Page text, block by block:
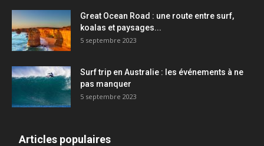
Great Ocean Road : une route entre surf,
koalas et paysages...
5 septembre 2023
Surf trip en Australie : les événements à ne
pas manquer
5 septembre 2023
Articles populaires